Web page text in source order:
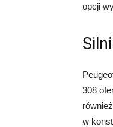
opcji
308
w